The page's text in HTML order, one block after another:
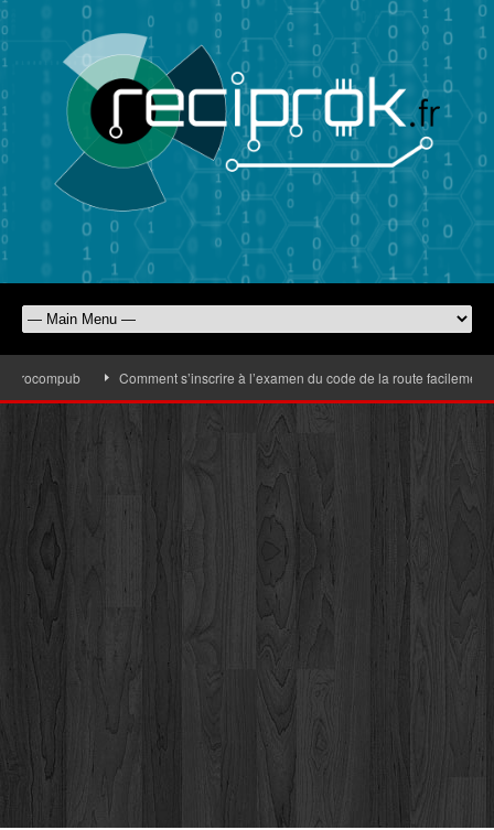
Comment s’inscrire à l’examen du code de la route facilement